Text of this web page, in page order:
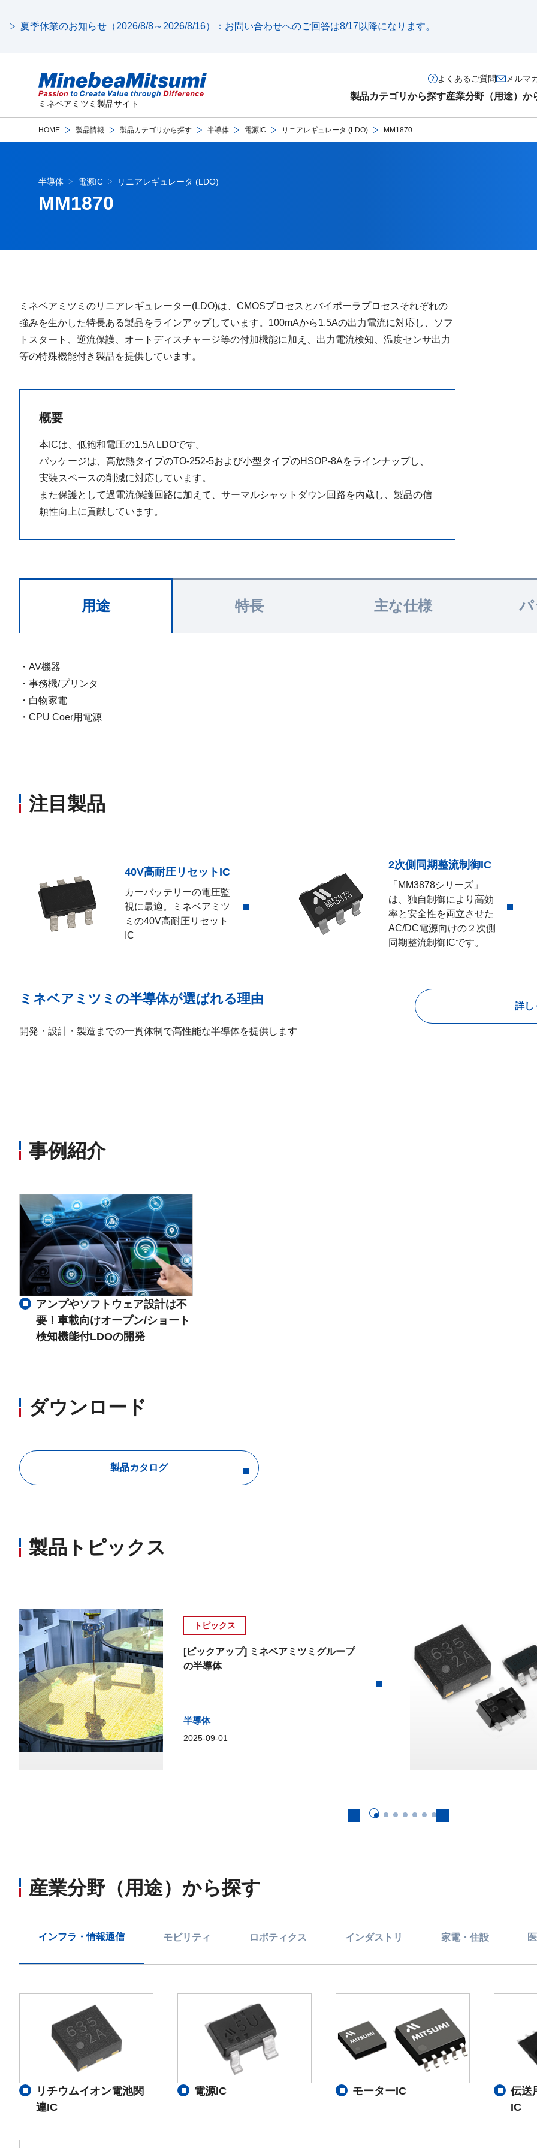
夏季休業のお知らせ（2026/8/8～2026/8/16）：お問い合わせへのご回答は8/17以降になります。
ミネベアミツミ製品サイト
製品カテゴリから探す産業分野（用途）か
よくあるご質問 メルマ
HOME 製品情報 製品カテゴリから探す 半導体 電源IC リニアレギュレータ (LDO) MM1870
半導体 電源IC リニアレギュレータ (LDO)
MM1870
ミネベアミツミのリニアレギュレーター(LDO)は、CMOSプロセスとバイポーラプロセスそれぞれの
強みを生かした特長ある製品をラインアップしています。100mAから1.5Aの出力電流に対応し、ソフ
トスタート、逆流保護、オートディスチャージ等の付加機能に加え、出力電流検知、温度センサ出力
等の特殊機能付き製品を提供しています。
概要
本ICは、低飽和電圧の1.5A LDOです。
パッケージは、高放熱タイプのTO-252-5および小型タイプのHSOP-8Aをラインナップし、
実装スペースの削減に対応しています。
また保護として過電流保護回路に加えて、サーマルシャットダウン回路を内蔵し、製品の信
頼性向上に貢献しています。
用途
・AV機器
・事務機/プリンタ
・白物家電
・CPU Coer用電源
特長 主な仕様 パ
注目製品
40V高耐圧リセットIC
カーバッテリーの電圧監
視に最適。ミネベアミツ
ミの40V高耐圧リセット
IC
2次側同期整流制御IC
「MM3878シリーズ」
は、独自制御により高効
率と安全性を両立させた
AC/DC電源向けの２次側
同期整流制御ICです。
ミネベアミツミの半導体が選ばれる理由
開発・設計・製造までの一貫体制で高性能な半導体を提供します
詳し
事例紹介
アンプやソフトウェア設計は不
要！車載向けオープン/ショート
検知機能付LDOの開発
ダウンロード
製品カタログ
製品トピックス
トピックス
[ピックアップ] ミネベアミツミグループ
の半導体
半導体
2025-09-01
産業分野（用途）から探す
インフラ・情報通信 モビリティ ロボティクス インダストリ 家電・住設
リチウムイオン電池関
連IC
電源IC モーターIC
伝送
IC